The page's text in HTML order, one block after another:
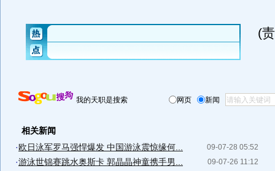
(
我的天职是搜索 网页 新闻
相关新闻
09-07-28 05:52
·欧日泳军罗马强悍爆发 中国游泳震惊缘何...
09-07-26 11:12
·游泳世锦赛跳水奥斯卡 郭晶晶神童携手男...